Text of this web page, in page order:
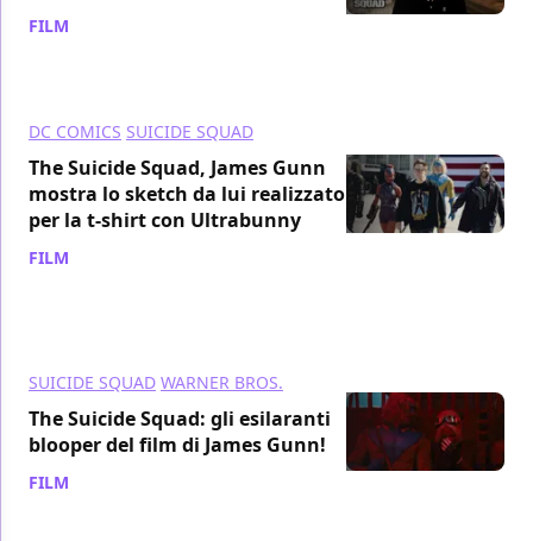
FILM
DC COMICS SUICIDE SQUAD
The Suicide Squad, James Gunn
mostra lo sketch da lui realizzato
per la t-shirt con Ultrabunny
FILM
SUICIDE SQUAD WARNER BROS.
The Suicide Squad: gli esilaranti
blooper del film di James Gunn!
FILM